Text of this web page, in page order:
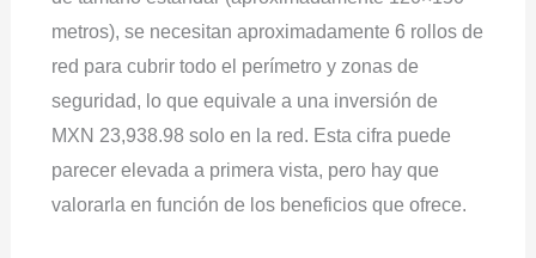
metros), se necesitan aproximadamente 6 rollos de
red para cubrir todo el perímetro y zonas de
seguridad, lo que equivale a una inversión de
MXN 23,938.98 solo en la red. Esta cifra puede
parecer elevada a primera vista, pero hay que
valorarla en función de los beneficios que ofrece.